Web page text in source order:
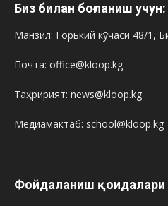
Биз билан боғланиш учун:
Манзил: Горький кўчаси 48/1,
Почта: office@kloop.kg
Таҳририят: news@kloop.kg
Медиамактаб: school@kloop.kg
Фойдаланиш қоидалари